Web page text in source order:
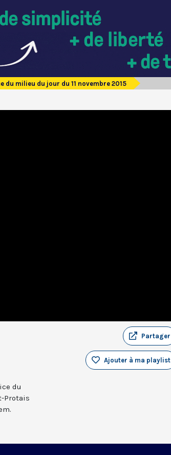
du milieu du jour du 11 novembre 2015
Partager
Ajouter à ma playlist
du
Protais